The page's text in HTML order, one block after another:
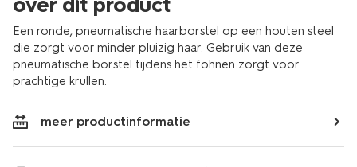
Een ronde, pneumatische haarborstel op een houten steel
die zorgt voor minder pluizig haar. Gebruik van deze
pneumatische borstel tijdens het föhnen zorgt voor
prachtige krullen.
meer productinformatie